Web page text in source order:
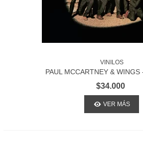
VINILOS
PAUL MCCARTNEY & WINGS
THE RUN
$34.000
VER MÁS